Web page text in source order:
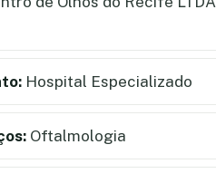
Hospital Especializado
Oftalmologia